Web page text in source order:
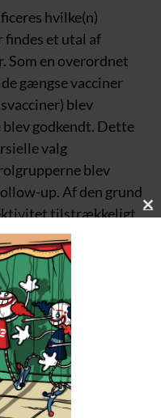
hvilke(n)
findes et utal af
Som en overordnet
gængse vacciner
blev
godkendt. Dette
valg
blev
up. Af den grund
tilstrækkeligt
der er blevet
og effektivitet, som
data.
gravide og
imod Covid-19.
opfattelse med
C